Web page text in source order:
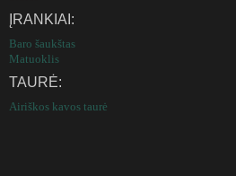
ĮRANKIAI:
Baro šaukštas
Matuoklis
TAURĖ:
Airiškos kavos taurė